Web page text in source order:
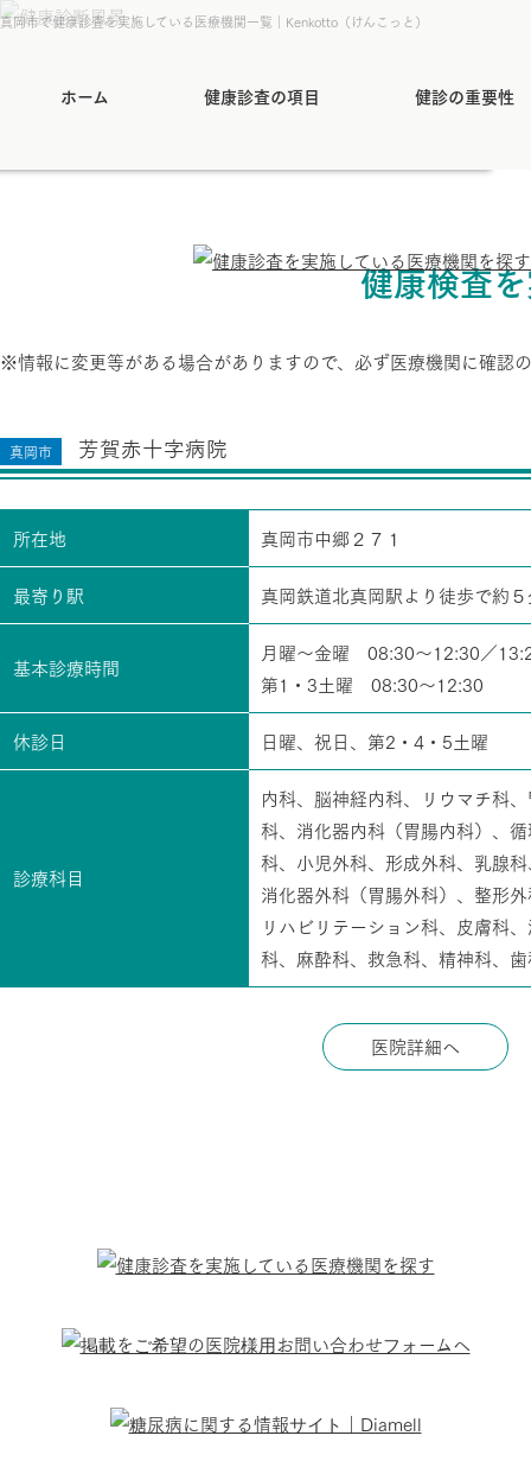
真岡市で健康診査を実施している医療機関一覧｜Kenkotto（けんこっと）
ホーム 健康診査の項目 健診の重要性
健康検査
※情報に変更等がある場合がありますので、必ず医療機関に確認
真岡市 芳賀赤十字病院
所在地
真岡市中郷２７１
最寄り駅
真岡鉄道北真岡駅より徒歩で約
基本診療時間
月曜～金曜 08:30～12:30／
第1・3土曜 08:30～12:30
休診日
日曜、祝日、第2・4・5土曜
診療科目
内科、脳神経内科、リウマチ科
科、消化器内科（胃腸内科）、
科、小児外科、形成外科、乳腺
消化器外科（胃腸外科）、整形
リハビリテーション科、皮膚科
科、麻酔科、救急科、精神科、
医院詳細へ